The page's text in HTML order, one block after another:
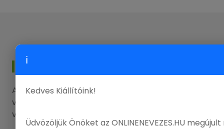
KAPCSOLAT
Amennyiben kérdése, észrevétele lenne, kérjük
vegye fel a kapcsolatot elérhetőségeink
valamelyikén.
ℹ
Kedves Kiállítóink!
Üdvözöljük Önöket az ONLINENEVEZES.HU